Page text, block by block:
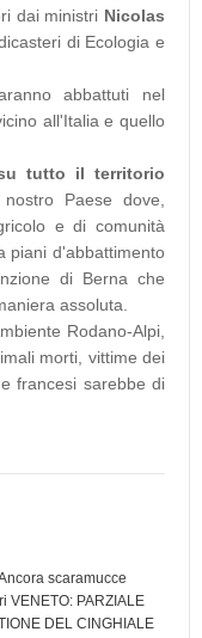
dai ministri Nicolas
di Ecologia e
abbattuti nel
all'Italia e quello
tutto il territorio
Paese dove,
e di comunità
piani d'abbattimento
di Berna che
assoluta.
Rodano-Alpi,
morti, vittime dei
francesi sarebbe di
scaramucce
VENETO: PARZIALE
DEL CINGHIALE